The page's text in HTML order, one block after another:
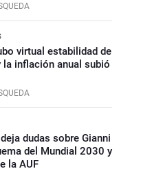
virtual estabilidad de
inflación anual subió
dudas sobre Gianni
del Mundial 2030 y
la AUF